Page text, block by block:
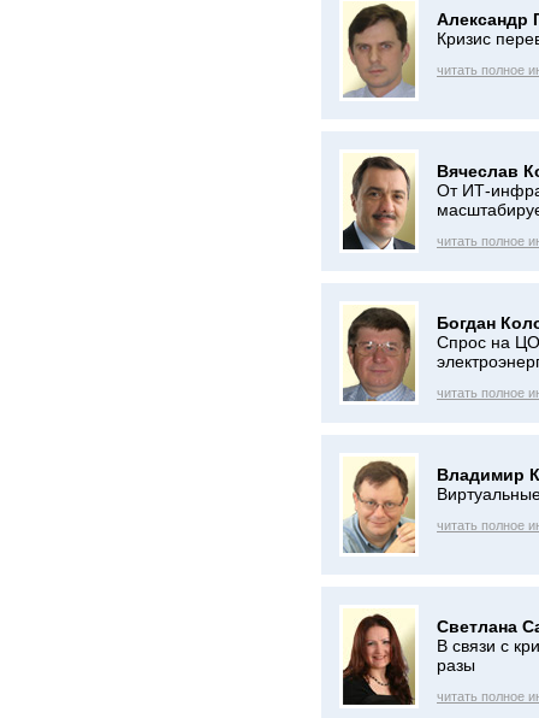
Александр
Кризис
читать полное
Вячеслав
От ИТ-
читать полное
Богдан
Спрос на
читать полное
Владимир
читать полное
Светлана
В связи с
разы
читать полное